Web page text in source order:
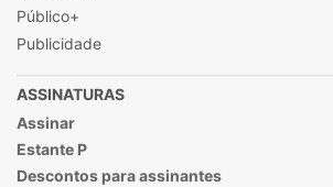
Público+
Publicidade
ASSINATURAS
Assinar
Estante P
Descontos para assinantes